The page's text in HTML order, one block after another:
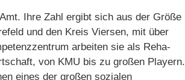
Ihre Zahl ergibt sich aus der Größe
und den Kreis Viersen, mit über
arbeiten sie als Reha-
von KMU bis zu großen Playern.
eines der großen sozialen